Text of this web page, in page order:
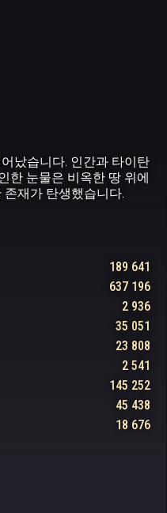
났습니다. 인간과 타이탄
한 눈물은 비옥한 땅 위에
재가 탄생했습니다.
189 641
637 196
2 936
35 051
23 808
2 541
145 252
45 438
18 676